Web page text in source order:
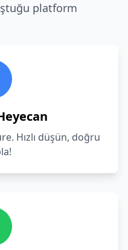
platform
Hızlı düşün, doğru